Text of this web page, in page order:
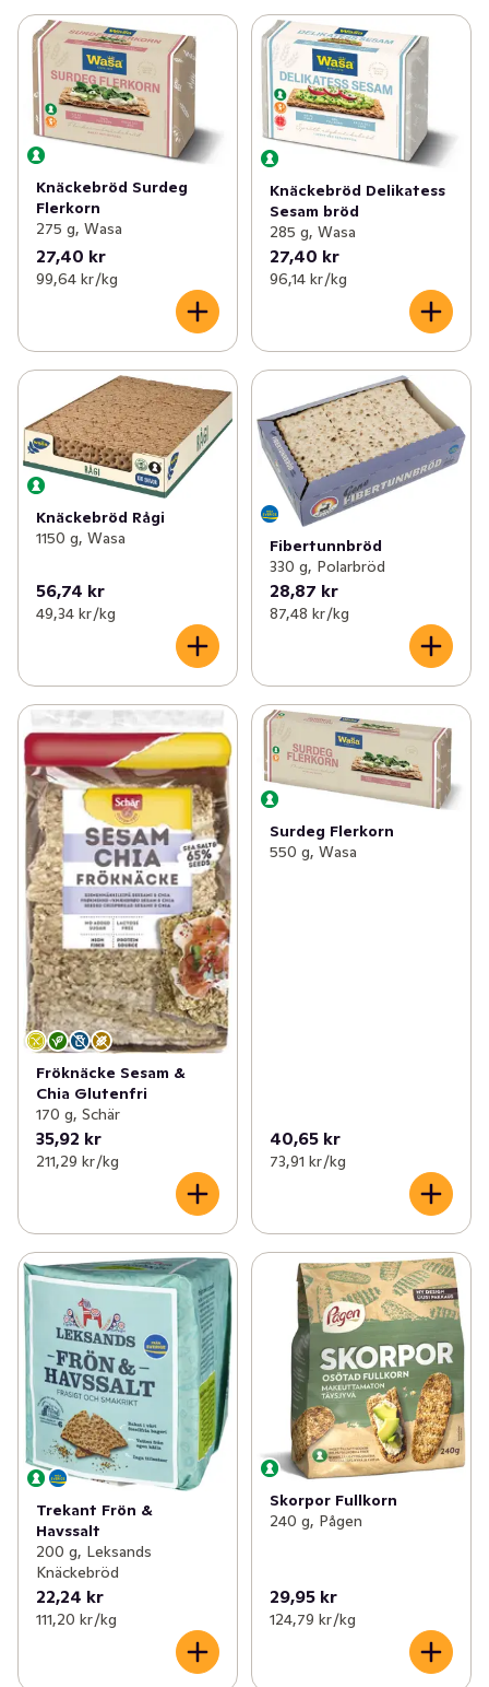
Knäckebröd Surdeg
Flerkorn
275 g, Wasa
27,40 kr
99,64 kr /kg
Knäckebröd Delikatess
Sesam bröd
285 g, Wasa
27,40 kr
96,14 kr /kg
Knäckebröd Rågi
1150 g, Wasa
56,74 kr
49,34 kr /kg
Fibertunnbröd
330 g, Polarbröd
28,87 kr
87,48 kr /kg
Fröknäcke Sesam &
Chia Glutenfri
170 g, Schär
35,92 kr
211,29 kr /kg
Surdeg Flerkorn
550 g, Wasa
40,65 kr
73,91 kr /kg
Trekant Frön &
Havssalt
200 g, Leksands
Knäckebröd
22,24 kr
111,20 kr /kg
Skorpor Fullkorn
240 g, Pågen
29,95 kr
124,79 kr /kg